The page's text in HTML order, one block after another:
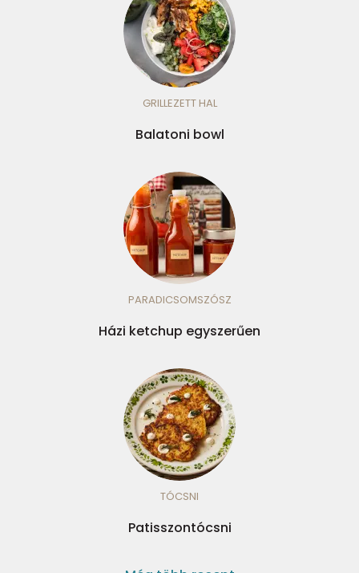
GRILLEZETT HAL
Balatoni bowl
PARADICSOMSZÓSZ
Házi ketchup egyszerűen
TÓCSNI
Patisszontócsni